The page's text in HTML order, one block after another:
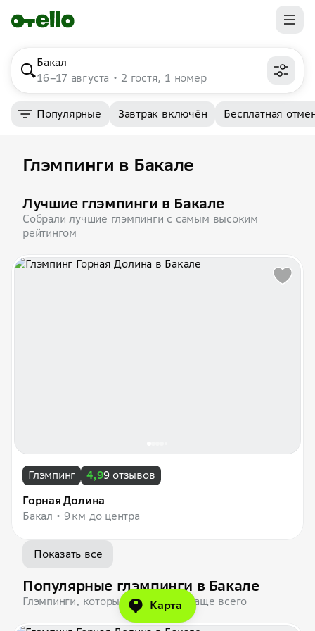
Бакал
16–17 августа
2 гостя, 1 номер
Популярные Завтрак включён Бесплатная
Глэмпинги в Бакале
Лучшие глэмпинги в Бакале
Собрали лучшие глэмпинги с самым высоким
рейтингом
Глэмпинг 4,99 отзывов
Горная Долина
Бакал
9 км до центра
Показать все
Популярные глэмпинги в Бакале
Глэмпинги, которые бронируют чаще всего
Карта